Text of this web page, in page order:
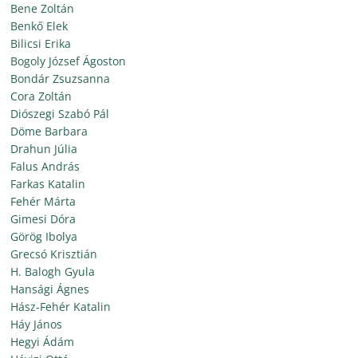
Bene Zoltán
Benkő Elek
Bilicsi Erika
Bogoly József Ágoston
Bondár Zsuzsanna
Cora Zoltán
Diószegi Szabó Pál
Döme Barbara
Drahun Júlia
Falus András
Farkas Katalin
Fehér Márta
Gimesi Dóra
Görög Ibolya
Grecsó Krisztián
H. Balogh Gyula
Hansági Ágnes
Hász-Fehér Katalin
Háy János
Hegyi Ádám